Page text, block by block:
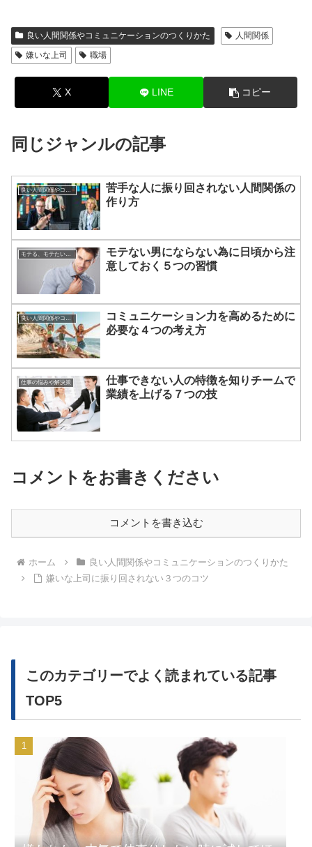
良い人間関係やコミュニケーションのつくりかた
人間関係
嫌いな上司
職場
X LINE コピー
同じジャンルの記事
苦手な人に振り回されない人間関係の
作り方
モテない男にならない為に日頃から注
意しておく５つの習慣
コミュニケーション力を高めるために
必要な４つの考え方
仕事の悩みや解決策
仕事できない人の特徴を知りチームで
業績を上げる７つの技
コメントをお書きください
コメントを書き込む
ホーム
良い人間関係やコミュニケーションのつくりかた
嫌いな上司に振り回されない３つのコツ
このカテゴリーでよく読まれている記事
TOP5